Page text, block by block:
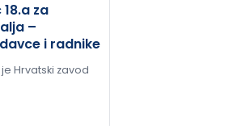
za
–
i radnike
Hrvatski zavod